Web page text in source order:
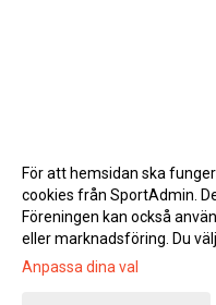
Gå till
För att hemsidan ska
cookies från SportAdmin.
Föreningen kan också
eller marknadsföring. Du
Anpassa dina val